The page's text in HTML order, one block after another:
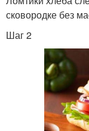
сковородке без
Шаг 2